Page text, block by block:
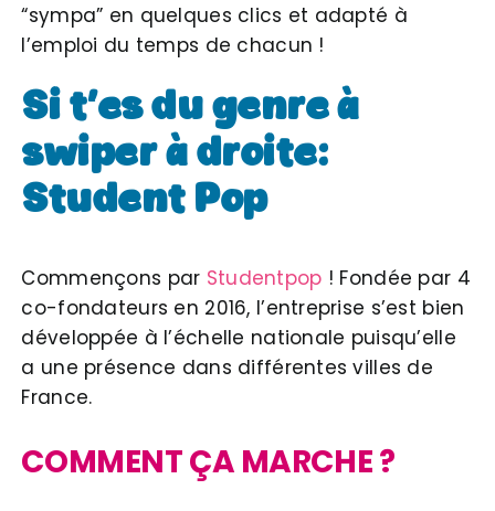
“sympa” en quelques clics et adapté à
l’emploi du temps de chacun !
Si t’es du genre à
swiper à droite:
Student Pop
Commençons par Studentpop ! Fondée par 4
co-fondateurs en 2016, l’entreprise s’est bien
développée à l’échelle nationale puisqu’elle
a une présence dans différentes villes de
France.
COMMENT ÇA MARCHE ?